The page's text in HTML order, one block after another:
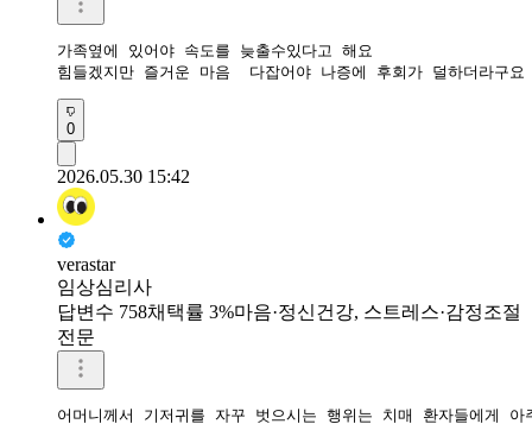
가족옆에 있어야 속도를 늦출수있다고 해요
힘들겠지만 즐거운 마음  다잡어야 나증에 후회가 덜하더라구요
0
2026.05.30 15:42
verastar
임상심리사
답변수 758채택률 3%마음·정신건강, 스트레스·감정조절
전문
어머니께서 기저귀를 자꾸 벗으시는 행위는 치매 환자들에게